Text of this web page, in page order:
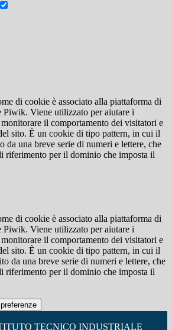
di cookie è associato alla piattaforma di
Piwik. Viene utilizzato per aiutare i
il comportamento dei visitatori e
sito. È un cookie di tipo pattern, in cui il
da una breve serie di numeri e lettere, che
riferimento per il dominio che imposta il
di cookie è associato alla piattaforma di
Piwik. Viene utilizzato per aiutare i
il comportamento dei visitatori e
sito. È un cookie di tipo pattern, in cui il
da una breve serie di numeri e lettere, che
riferimento per il dominio che imposta il
TECNICO INDUSTRIALE